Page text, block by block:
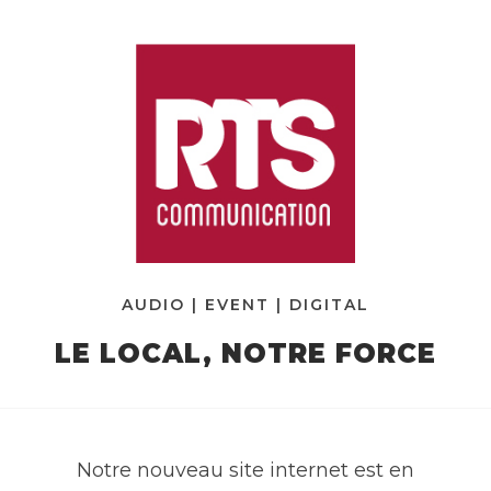
AUDIO | EVENT | DIGITAL
LE LOCAL, NOTRE FORCE
Notre nouveau site internet est en